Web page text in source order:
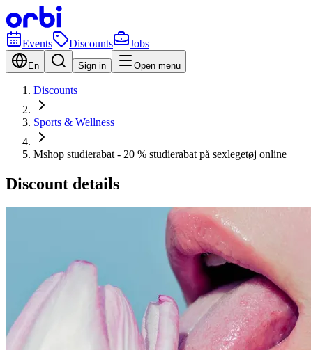
Events Discounts Jobs
En Sign in Open menu
Discounts
Sports & Wellness
Mshop studierabat - 20 % studierabat på sexlegetøj online
Discount details